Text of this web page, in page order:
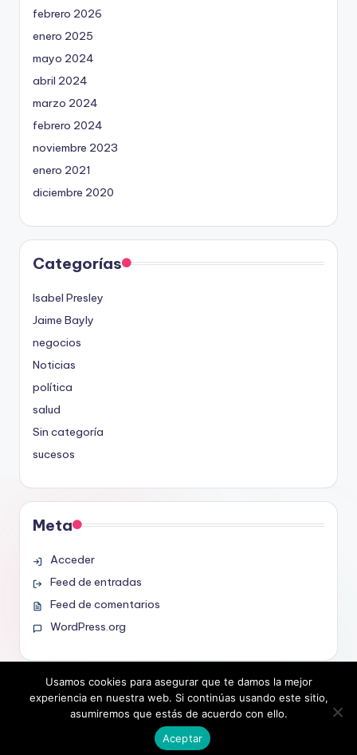
febrero 2026
enero 2025
mayo 2024
abril 2024
marzo 2024
febrero 2024
noviembre 2023
enero 2021
diciembre 2020
Categorías
Isabel Presley
Jaime Bayly
negocios
Noticias
política
salud
Sin categoría
sucesos
Meta
Acceder
Feed de entradas
Feed de comentarios
WordPress.org
Copyright 2026 —noticias.org.es. All rights reserved.
Bloghash WordPress Theme
Usamos cookies para asegurar que te damos la mejor
experiencia en nuestra web. Si continúas usando este sitio,
asumiremos que estás de acuerdo con ello.
Aceptar